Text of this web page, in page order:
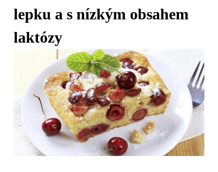
lepku a s nízkým obsahem
laktózy